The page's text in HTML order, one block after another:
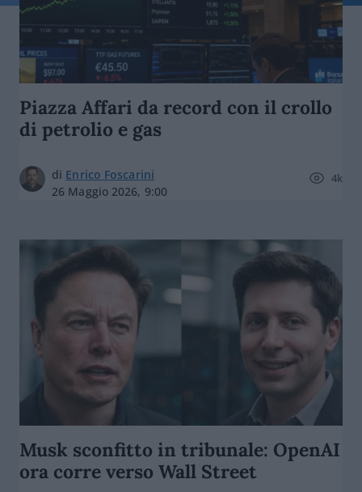
Piazza Affari da record con il crollo
di petrolio e gas
di Enrico Foscarini
26 Maggio 2026, 9:00
4k
Musk sconfitto in tribunale: OpenAI
ora corre verso Wall Street